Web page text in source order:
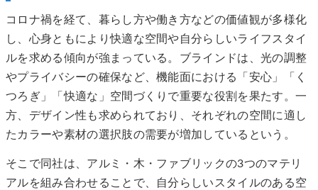
コロナ禍を経て、暮らし方や働き方などの価値観が多様化
し、心身ともにより快適な空間や自分らしいライフスタイ
ルを求める傾向が強まっている。ブラインドは、光の調整
やプライバシーの確保など、機能面における「安心」「く
つろぎ」「快適な」空間づくりで重要な役割を果たす。一
方、デザイン性も求められており、それぞれの空間に適し
たカラーや素材の選択肢の需要が増加しているという。
そこで同社は、アルミ・木・ファブリックの3つのマテリ
アルを組み合わせることで、自分らしいスタイルのある空